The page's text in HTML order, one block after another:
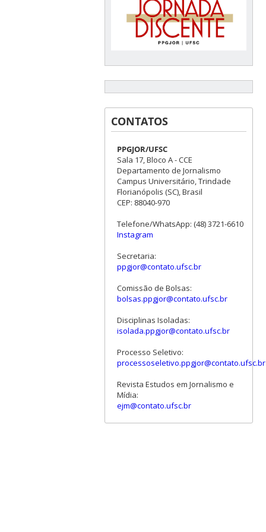
CONTATOS
PPGJOR/UFSC
Sala 17, Bloco A - CCE
Departamento de Jornalismo
Campus Universitário, Trindade
Florianópolis (SC), Brasil
CEP: 88040-970
Telefone/WhatsApp: (48) 3721-6610
Instagram
Secretaria:
ppgjor@contato.ufsc.br
Comissão de Bolsas:
bolsas.ppgjor@contato.ufsc.br
Disciplinas Isoladas:
isolada.ppgjor@contato.ufsc.br
Processo Seletivo:
processoseletivo.ppgjor@contato.ufsc.br
Revista Estudos em Jornalismo e
Mídia:
ejm@contato.ufsc.br